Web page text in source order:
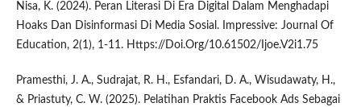
Nisa, K. (2024). Peran Literasi Di Era Digital Dalam Menghadapi
Hoaks Dan Disinformasi Di Media Sosial. Impressive: Journal Of
Education, 2(1), 1-11. Https://Doi.Org/10.61502/Ijoe.V2i1.75
Pramesthi, J. A., Sudrajat, R. H., Esfandari, D. A., Wisudawaty, H.,
& Priastuty, C. W. (2025). Pelatihan Praktis Facebook Ads Sebagai